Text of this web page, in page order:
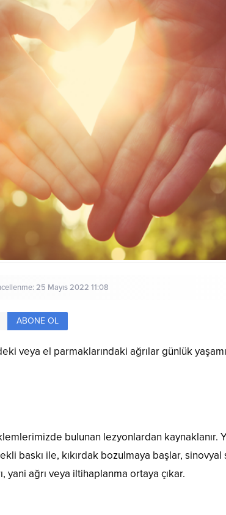
25 Mayıs 2022 11:08
ABONE OL
veya el parmaklarındaki ağrılar günlük
bulunan lezyonlardan kaynaklanır.
baskı ile, kıkırdak bozulmaya başlar, sinovyal
ağrı veya iltihaplanma ortaya çıkar.